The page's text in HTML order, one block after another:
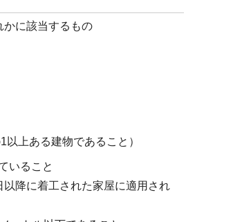
かに該当するもの
上ある建物であること）
いること
降に着工された家屋に適用され